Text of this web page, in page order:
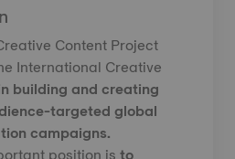
Content Project
International Creative
building and creating
targeted global
campaigns.